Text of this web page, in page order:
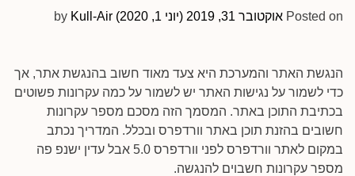
Posted on אוקטובר 31, 2019 (יוני 1, 2020) by Kull-Air
הנגשת האתר והמערכת היא צעד מאוד חשוב בהנגשת אתר, אך
כדי לשמור על נגישות האתר יש לשמור על כמה עקרונות פשוטים
בכתיבת התוכן באתר. המסמך הזה מסכם מספר עקרונות
חשובים בהזנת תוכן באתר וורדפרס ובכלל. המדריך נכתב
במקום לאתר וורדפרס לפני וורדפרס 5.0 אבל עדין ישנפ פה
מספר עקרונות חשבוים להנגשה.